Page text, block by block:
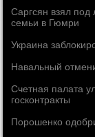
Саргсян взял под
семьи в Гюмри
Украина
Навальный
Счетная палата
госконтракты
Порошенко